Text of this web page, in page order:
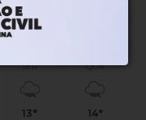
TER
13°
QUA
14°